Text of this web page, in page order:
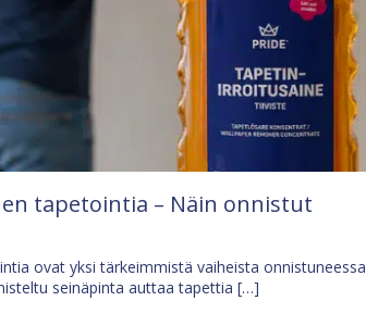
tapetointia – Näin onnistut
ovat yksi tärkeimmistä vaiheista onnistuneessa
seinäpinta auttaa tapettia […]